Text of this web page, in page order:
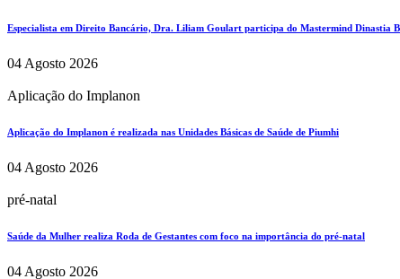
Especialista em Direito Bancário, Dra. Liliam Goulart participa do Mastermind Dinastia
04 Agosto 2026
Aplicação do Implanon
Aplicação do Implanon é realizada nas Unidades Básicas de Saúde de Piumhi
04 Agosto 2026
pré-natal
Saúde da Mulher realiza Roda de Gestantes com foco na importância do pré-natal
04 Agosto 2026